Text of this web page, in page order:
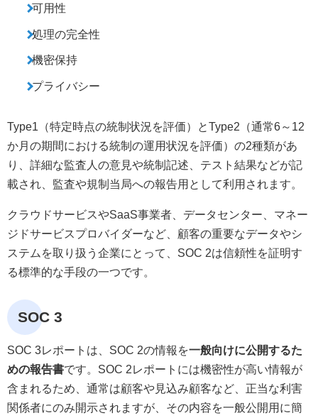
可用性
処理の完全性
機密保持
プライバシー
Type1（特定時点の統制状況を評価）とType2（通常6～12
か月の期間における統制の運用状況を評価）の2種類があ
り、詳細な監査人の意見や統制記述、テスト結果などが記
載され、監査や規制当局への報告用として利用されます。
クラウドサービスやSaaS事業者、データセンター、マネー
ジドサービスプロバイダーなど、顧客の重要なデータやシ
ステムを取り扱う企業にとって、SOC 2は信頼性を証明す
る標準的な手段の一つです。
SOC 3
SOC 3レポートは、SOC 2の情報を一般向けに公開するた
めの報告書です。SOC 2レポートには機密性が高い情報が
含まれるため、通常は顧客や見込み顧客など、正当な利害
関係者にのみ開示されますが、その内容を一般公開用に簡